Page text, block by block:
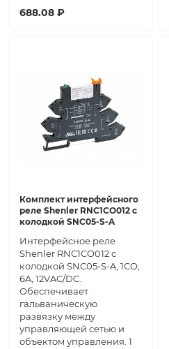
688.08 ₽
Комплект интерфейсного
реле Shenler RNC1CO012 с
колодкой SNC05-S-A
Интерфейсное реле
Shenler RNC1CO012 с
колодкой SNC05-S-A, 1CO,
6A, 12VAC/DC.
Обеспечивает
гальваническую
развязку между
управляющей сетью и
объектом управления. 1